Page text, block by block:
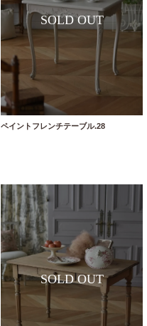
ペイントフレンチテーブル.28